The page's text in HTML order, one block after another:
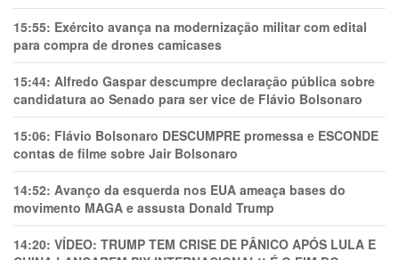
15:55: Exército avança na modernização militar com edital
para compra de drones camicases
15:44: Alfredo Gaspar descumpre declaração pública sobre
candidatura ao Senado para ser vice de Flávio Bolsonaro
15:06: Flávio Bolsonaro DESCUMPRE promessa e ESCONDE
contas de filme sobre Jair Bolsonaro
14:52: Avanço da esquerda nos EUA ameaça bases do
movimento MAGA e assusta Donald Trump
14:20: VÍDEO: TRUMP TEM CRlSE DE PÂNlCO APÓS LULA E